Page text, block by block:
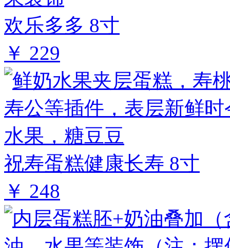
欢乐多多 8寸
￥ 229
祝寿蛋糕健康长寿 8寸
￥ 248